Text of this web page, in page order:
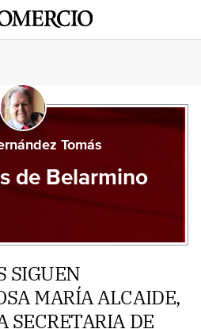
Tomás
de Belarmino
SIGUEN
MARÍA ALCAIDE,
SECRETARIA DE